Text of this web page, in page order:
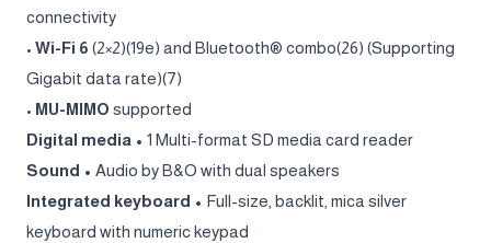
connectivity
• Wi-Fi 6 (2×2)(19e) and Bluetooth® combo(26) (Supporting
Gigabit data rate)(7)
• MU-MIMO supported
Digital media • 1 Multi-format SD media card reader
Sound • Audio by B&O with dual speakers
Integrated keyboard • Full-size, backlit, mica silver
keyboard with numeric keypad